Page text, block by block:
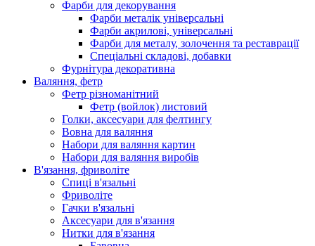
Фарби для декорування
Фарби металік універсальні
Фарби акрилові, універсальні
Фарби для металу, золочення та реставрації
Спеціальні складові, добавки
Фурнітура декоративна
Валяння, фетр
Фетр різноманітний
Фетр (войлок) листовий
Голки, аксесуари для фелтингу
Вовна для валяння
Набори для валяння картин
Набори для валяння виробів
В'язання, фриволіте
Спиці в'язальні
Фриволіте
Гачки в'язальні
Аксесуари для в'язання
Нитки для в'язання